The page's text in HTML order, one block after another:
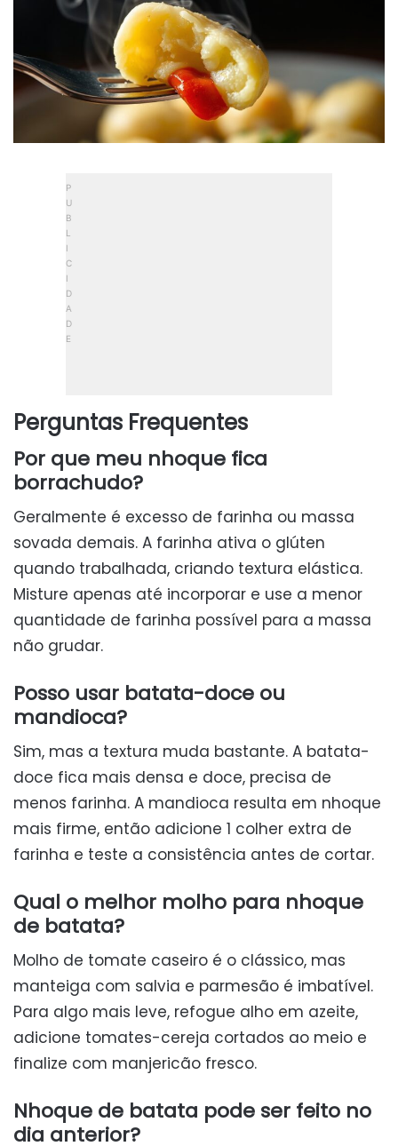
Perguntas Frequentes
Por que meu nhoque fica
borrachudo?
Geralmente é excesso de farinha ou massa
sovada demais. A farinha ativa o glúten
quando trabalhada, criando textura elástica.
Misture apenas até incorporar e use a menor
quantidade de farinha possível para a massa
não grudar.
Posso usar batata-doce ou
mandioca?
Sim, mas a textura muda bastante. A batata-
doce fica mais densa e doce, precisa de
menos farinha. A mandioca resulta em nhoque
mais firme, então adicione 1 colher extra de
farinha e teste a consistência antes de cortar.
Qual o melhor molho para nhoque
de batata?
Molho de tomate caseiro é o clássico, mas
manteiga com salvia e parmesão é imbatível.
Para algo mais leve, refogue alho em azeite,
adicione tomates-cereja cortados ao meio e
finalize com manjericão fresco.
Nhoque de batata pode ser feito no
dia anterior?